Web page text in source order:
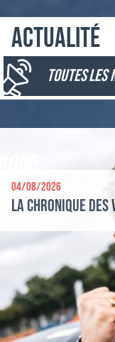
Actualité
toutes les
04/08/2026
La chronique